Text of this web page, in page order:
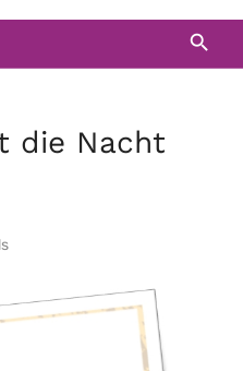
die Nacht